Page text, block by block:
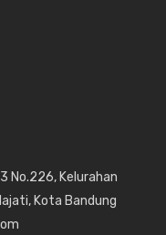
No.226, Kelurahan
Kota Bandung